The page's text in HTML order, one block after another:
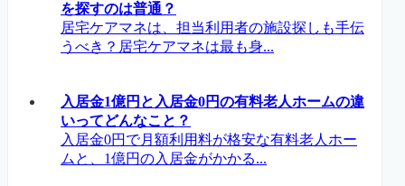
を探すのは普通？
居宅ケアマネは、担当利用者の施設探しも手伝
うべき？居宅ケアマネは最も身...
入居金1億円と入居金0円の有料老人ホームの違
いってどんなこと？
入居金0円で月額利用料が格安な有料老人ホー
ムと、1億円の入居金がかかる...